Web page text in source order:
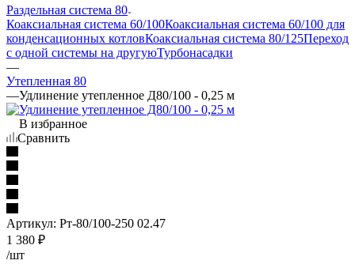
Раздельная система 80
Коаксиальная система 60/100Коаксиальная система 60/100 для
конденсационных котловКоаксиальная система 80/125Переход
с одной системы на другуюТурбонасадки
—
Утепленная 80
—Удлинение утепленное Д80/100 - 0,25 м
В избранное
Сравнить
Артикул: Рт-80/100-250 02.47
1 380 ₽
/шт